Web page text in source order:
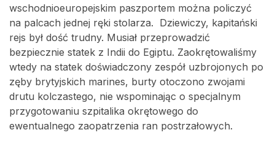
wschodnioeuropejskim paszportem można policzyć
na palcach jednej ręki stolarza. Dziewiczy, kapitański
rejs był dość trudny. Musiał przeprowadzić
bezpiecznie statek z Indii do Egiptu. Zaokrętowaliśmy
wtedy na statek doświadczony zespół uzbrojonych po
zęby brytyjskich marines, burty otoczono zwojami
drutu kolczastego, nie wspominając o specjalnym
przygotowaniu szpitalika okrętowego do
ewentualnego zaopatrzenia ran postrzałowych.